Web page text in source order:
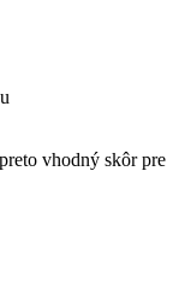
vhodný skôr pre